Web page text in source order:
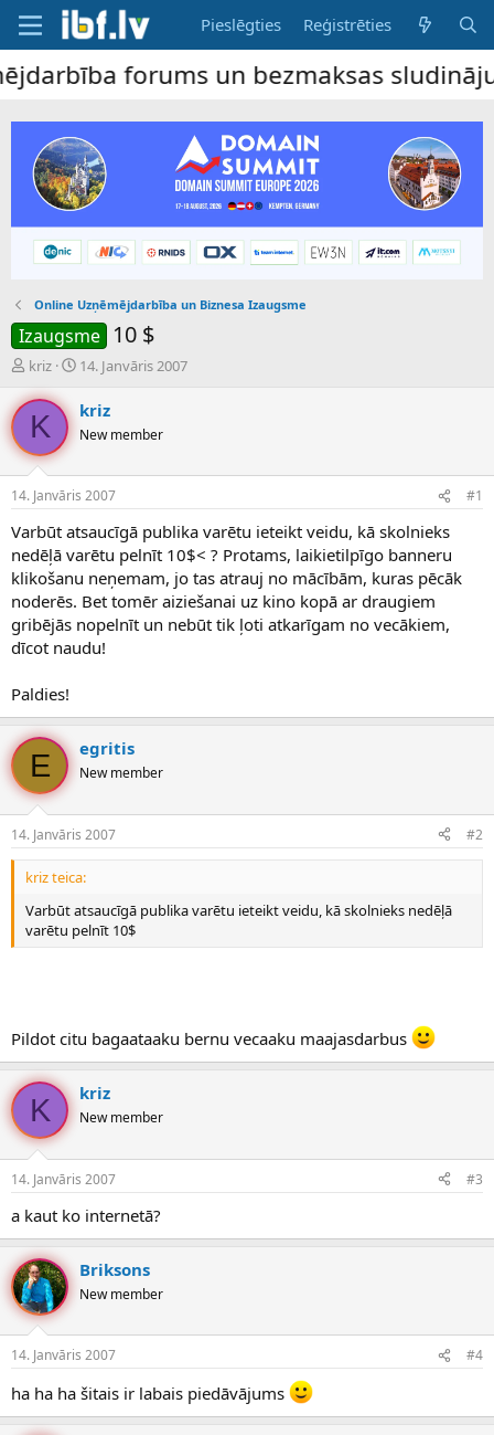
Pieslēgties Reģistrēties
forums un bezmaksas sludinājumu
Online Uzņēmējdarbība un Biznesa Izaugsme
Izaugsme 10 $
P
v
d
i
n
u
z
s
ā
c
ē
kriz
S
k
m
a
u
m
s
14. Janvāris 2007
K kriz
New member
14. Janvāris 2007 #1
Varbūt atsaucīgā publika varētu ieteikt veidu, kā skolnieks
nedēļā varētu pelnīt 10$< ? Protams, laikietilpīgo banneru
klikošanu neņemam, jo tas atrauj no mācībām, kuras pēcāk
noderēs. Bet tomēr aiziešanai uz kino kopā ar draugiem
gribējās nopelnīt un nebūt tik ļoti atkarīgam no vecākiem,
dīcot naudu!
Paldies!
E egritis
New member
14. Janvāris 2007 #2
kriz teica:
Varbūt atsaucīgā publika varētu ieteikt veidu, kā skolnieks nedēļā
varētu pelnīt 10$
Pildot citu bagaataaku bernu vecaaku maajasdarbus
K kriz
New member
14. Janvāris 2007 #3
a kaut ko internetā?
Briksons
New member
14. Janvāris 2007 #4
ha ha ha šitais ir labais piedāvājums